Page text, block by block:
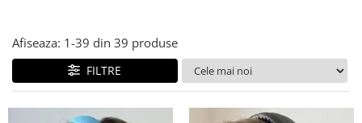
Afiseaza: 1-39 din 39 produse
FILTRE